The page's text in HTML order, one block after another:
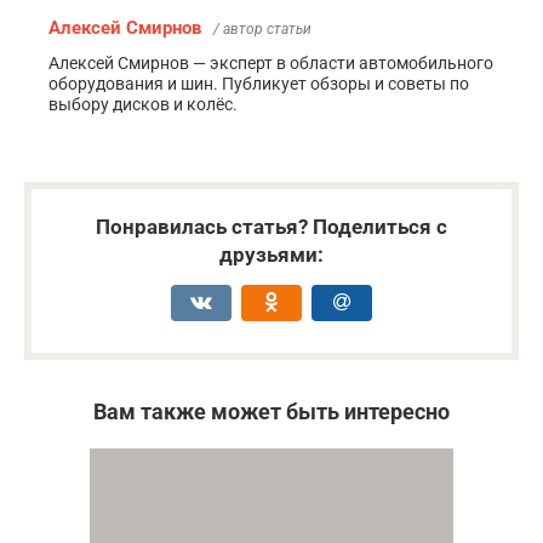
Алексей Смирнов / автор статьи
Алексей Смирнов — эксперт в области автомобильного
оборудования и шин. Публикует обзоры и советы по
выбору дисков и колёс.
Понравилась статья? Поделиться с
друзьями:
Вам также может быть интересно